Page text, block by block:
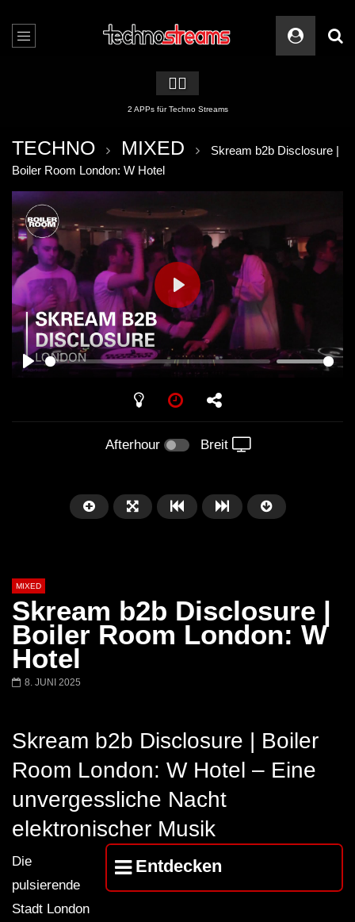
🏳️‍🌈
2 APPs für Techno Streams
TECHNO MIXED
Skream b2b Disclosure |
Boiler Room London: W Hotel
PLAY
Afterhour Breit
LUCA DEA
MIXED
Skream b2b Disclosure |
Boiler Room London: W
Hotel
8. JUNI 2025
Skream b2b Disclosure | Boiler
Room London: W Hotel – Eine
unvergessliche Nacht
elektronischer Musik
Entdecken
Die
pulsierende
Stadt London